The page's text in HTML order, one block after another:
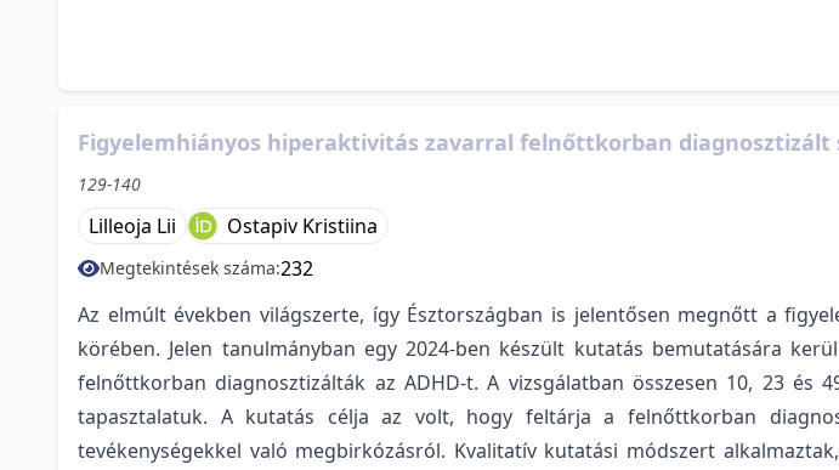
Figyelemhiányos hiperaktivitás zavarral felnőttkorban
129-140
Lilleoja Lii Ostapiv Kristiina
Megtekintések száma:232
Az elmúlt években világszerte, így Észtországban is jelentősen megnőtt a
körében. Jelen tanulmányban egy 2024-ben készült kutatás bemutatására
felnőttkorban diagnosztizálták az ADHD-t. A vizsgálatban összesen 10, 23
tapasztalatuk. A kutatás célja az volt, hogy feltárja a felnőttkorban
tevékenységekkel való megbirkózásról. Kvalitatív kutatási módszert